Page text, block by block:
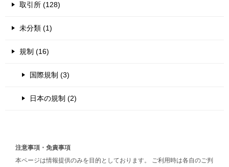
取引所 (128)
未分類 (1)
規制 (16)
国際規制 (3)
日本の規制 (2)
注意事項・免責事項
本ページは情報提供のみを目的としております。 ご利用時は各自のご判